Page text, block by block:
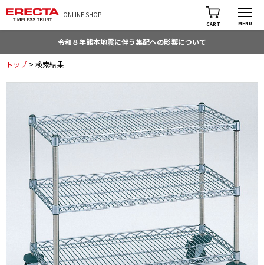
ONLINE SHOP
CART MENU
令和８年熊本地震に伴う集配への影響について
トップ > 検索結果